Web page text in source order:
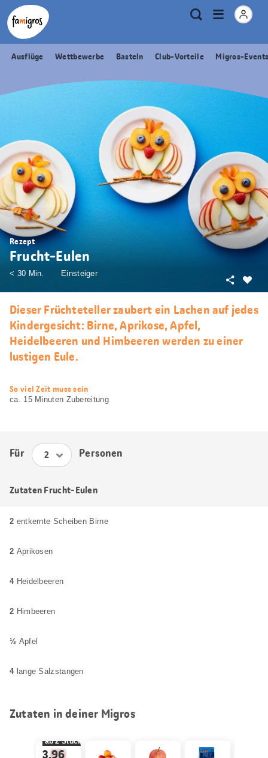
Sprungmarken
Navigation
Header
Logo
Meta
Navigation
Suche
Menu
öffnen
Ausflüge Wettbewerbe Basteln Club-Vorteile Migros-
Rezept
Frucht-Eulen
< 30 Min.
Einsteiger
Teilen
Dieser Früchteteller zaubert ein Lachen auf jedes
Kindergesicht: Birne, Aprikose, Apfel,
Heidelbeeren und Himbeeren werden zu einer
lustigen Eule.
web.recipe.accessibilityTitle
So viel Zeit muss sein
ca. 15 Minuten Zubereitung
Für Personen
Zutaten Frucht-Eulen
2 entkernte Scheiben Birne
2 Aprikosen
4 Heidelbeeren
2 Himbeeren
½ Apfel
4 lange Salzstangen
Zutaten in deiner Migros
ab 2 Stück
3.96